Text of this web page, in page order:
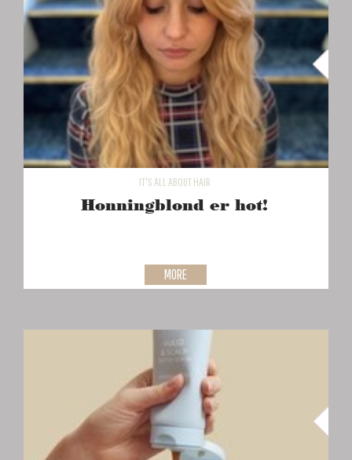
IT'S ALL ABOUT HAIR
Honningblond er hot!
MORE